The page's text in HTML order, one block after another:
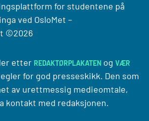
for studentene på
ved OsloMet –
©2026
etter REDAKTØRPLAKATEN og VÆR
for god presseskikk. Den som
av urettmessig medieomtale,
kontakt med redaksjonen.